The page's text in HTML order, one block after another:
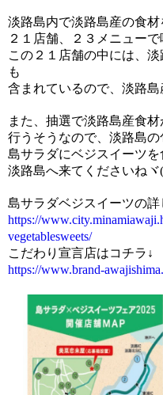
淡路島内で淡路島産の食材
２１店舗、２３メニュー
この２１店舗の中には、
も
含まれているので、淡路
また、抽選で淡路島産食
行うそうなので、淡路島
島サラダにベジスイーツを
淡路島へ来てくださいね
島サラダベジスイーツの
https://
vegetablesweets/
こだわり宣言店はコチラ↓
https://www.brand-